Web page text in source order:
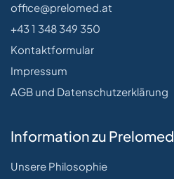
office@prelomed.at
+43 1 348 349 350
Kontaktformular
Impressum
AGB und Datenschutzerklärung
Information zu Prelomed
Unsere Philosophie